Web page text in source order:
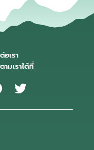
อเรา
ามเราได้ที่